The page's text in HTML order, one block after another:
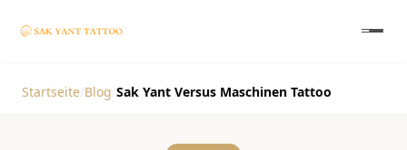
Startseite Blog Sak Yant Versus Maschinen Tattoo